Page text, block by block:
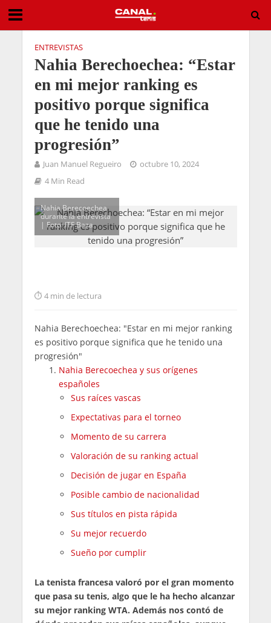
ENTREVISTAS
Nahia Berechoechea: “Estar
en mi mejor ranking es
positivo porque significa
que he tenido una
progresión”
Juan Manuel Regueiro
octubre 10, 2024
4 Min Read
Nahia Berecoechea
durante la entrevista
| Foto: ITF Baza
4 min de lectura
Nahia Berechoechea: "Estar en mi mejor ranking
es positivo porque significa que he tenido una
progresión"
Nahia Berecoechea y sus orígenes
españoles
Sus raíces vascas
Expectativas para el torneo
Momento de su carrera
Valoración de su ranking actual
Decisión de jugar en España
Posible cambio de nacionalidad
Sus títulos en pista rápida
Su mejor recuerdo
Sueño por cumplir
La tenista francesa valoró por el gran momento
que pasa su tenis, algo que le ha hecho alcanzar
su mejor ranking WTA. Además nos contó de